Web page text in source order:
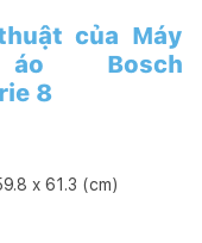
của Máy
Bosch
8
x 61.3 (cm)